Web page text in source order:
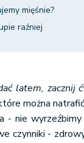
mięśnie?
raźniej
latem, zacznij
można
nie
czynniki -